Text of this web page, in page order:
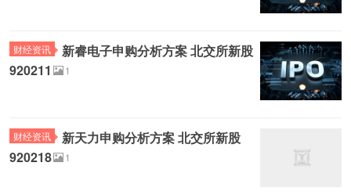
财经资讯
新睿电子申购分析方案 北交所新股
920211
1
财经资讯
新天力申购分析方案 北交所新股
920218
1